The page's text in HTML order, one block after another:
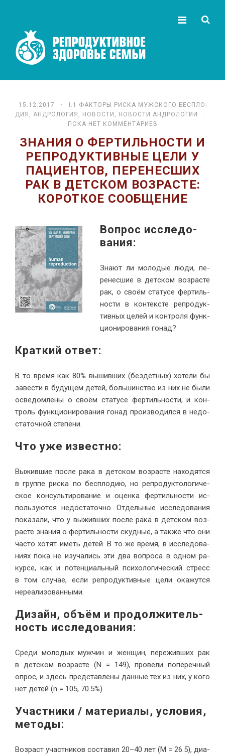
15.12.2017 ·
I.1 ФАК­ТО­РЫ РИС­КА МУЖ­СКО­ГО БЕС­ПЛО­
ДИЯ , АНДРОЛОГИЯ , НОВОСТИ , НОВОСТИ АНДРОЛОГИИ
·
ПОКА НЕТ КОММЕНТАРИЕВ
ЗНАНИЯ О ФЕРТИЛЬНОСТИ И
РЕПРОДУКТИВНЫЕ ЦЕЛИ У
ПАЦИЕНТОВ, ПЕРЕНЕСШИХ
РАК В ДЕТСКОМ ВОЗРАСТЕ:
КОРОТКОЕ СООБЩЕНИЕ
Во­прос ис­сле­до­
вания:
Зна­ют ли мо­ло­дые лю­ди, пе­
ре­нес­шие в дет­ском воз­расте
рак, о сво­ём ста­ту­се фер­тиль­
но­сти в кон­тек­сте ре­про­дук­
тив­ных це­лей и кон­тро­ля функ­
ци­о­ни­ро­ва­ния гонад?
Крат­кий ответ:
В то вре­мя как 80% вы­шив­ших (без­дет­ных) хо­те­ли бы
за­ве­сти в бу­ду­щем де­тей, боль­шин­ство из них не бы­ли
осве­дом­ле­ны о сво­ём ста­ту­се фер­тиль­но­сти, и кон­
троль функ­ци­о­ни­ро­ва­ния го­над про­из­во­дил­ся в недо­
ста­точ­ной степени.
Что уже из­вестно:
Вы­жив­шие по­сле ра­ка в дет­ском воз­расте на­хо­дят­ся
в груп­пе рис­ка по бес­пло­дию, но ре­про­дук­то­ло­ги­че­
ское кон­суль­ти­ро­ва­ние и оцен­ка фер­тиль­но­сти ис­
поль­зу­ют­ся недо­ста­точ­но. От­дель­ные ис­сле­до­ва­ния
по­ка­за­ли, что у вы­жив­ших по­сле ра­ка в дет­ском воз­
расте зна­ния о фер­тиль­но­сти скуд­ные, а так­же что они
ча­сто хо­тят иметь де­тей. В то же вре­мя, в ис­сле­до­ва­
ни­ях по­ка не изу­ча­лись эти два во­про­са в од­ном ра­
кур­се, как и по­тен­ци­аль­ный пси­хо­ло­ги­че­ский стресс
в том слу­чае, ес­ли ре­про­дук­тив­ные це­ли ока­жут­ся
нере­а­ли­зо­ванными.
Ди­зайн, объ­ём и про­дол­жи­тель­
ность ис­сле­до­вания:
Сре­ди мо­ло­дых муж­чин и жен­щин, пе­ре­жив­ших рак
в дет­ском воз­расте (N = 149), про­ве­ли по­пе­реч­ный
опрос, и здесь пред­став­ле­ны дан­ные тех из них, у ко­го
нет де­тей (n = 105, 70.5%).
Участ­ни­ки / ма­те­ри­а­лы, усло­вия,
методы:
Воз­раст участ­ни­ков со­ста­вил 20–40 лет (М = 26.5), ди­а­